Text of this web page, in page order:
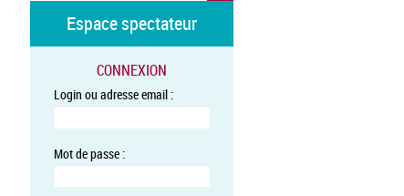
Espace spectateur
CONNEXION
Login ou adresse email :
Mot de passe :